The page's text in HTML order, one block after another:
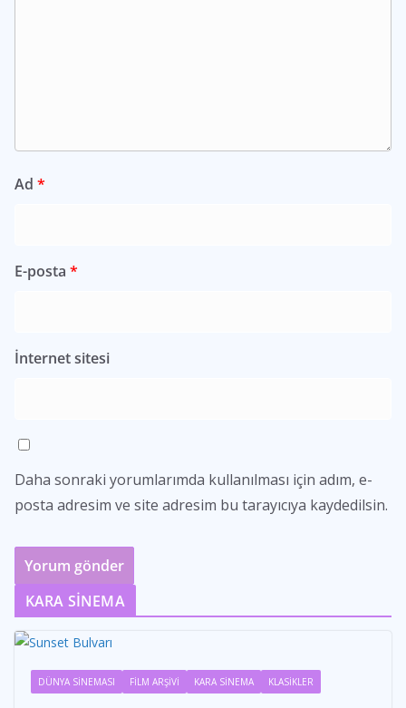
Ad *
E-posta *
İnternet sitesi
Daha sonraki yorumlarımda kullanılması için adım, e-
posta adresim ve site adresim bu tarayıcıya kaydedilsin.
KARA SİNEMA
DÜNYA SİNEMASI FİLM ARŞİVİ KARA SİNEMA KLASİKLER